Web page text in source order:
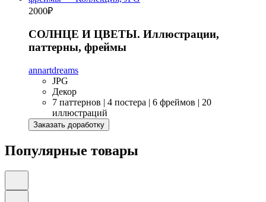
2000₽
СОЛНЦЕ И ЦВЕТЫ. Иллюстрации,
паттерны, фреймы
annartdreams
JPG
Декор
7 паттернов | 4 постера | 6 фреймов | 20
иллюстраций
Заказать доработку
Популярные товары